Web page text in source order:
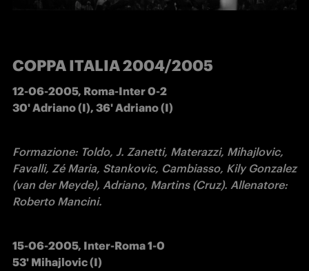
COPPA ITALIA2004/2005
12-06-2005, Roma-Inter 0-2
30' Adriano (I), 36' Adriano (I)
Formazione: Toldo, J. Zanetti, Materazzi, Mihajlovic,
Favalli, Zé Maria, Stankovic, Cambiasso, Kily Gonzalez
(van der Meyde), Adriano, Martins (Cruz). Allenatore:
Roberto Mancini.
15-06-2005, Inter-Roma 1-0
53' Mihajlovic (I)